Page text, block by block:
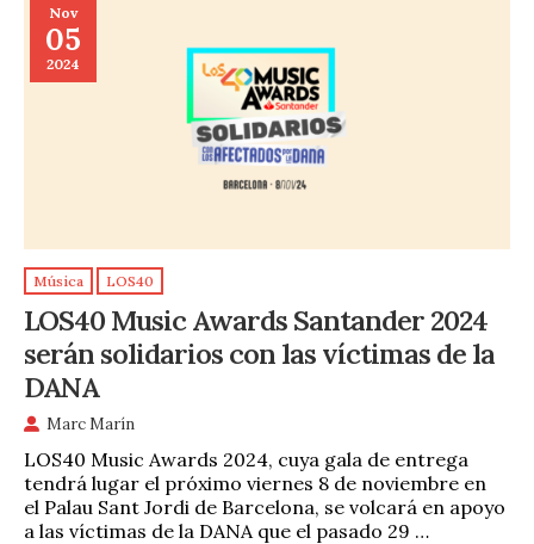
Nov
05
2024
Música LOS40
LOS40 Music Awards Santander 2024
serán solidarios con las víctimas de la
DANA
Marc Marín
LOS40 Music Awards 2024, cuya gala de entrega
tendrá lugar el próximo viernes 8 de noviembre en
el Palau Sant Jordi de Barcelona, se volcará en apoyo
a las víctimas de la DANA que el pasado 29 …